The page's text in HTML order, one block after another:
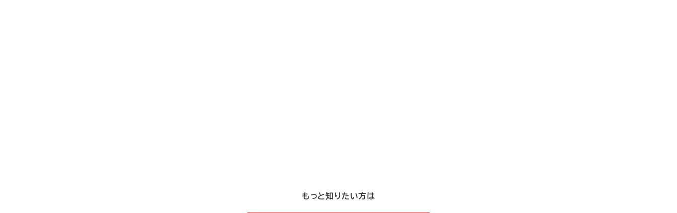
もっと知りたい方は